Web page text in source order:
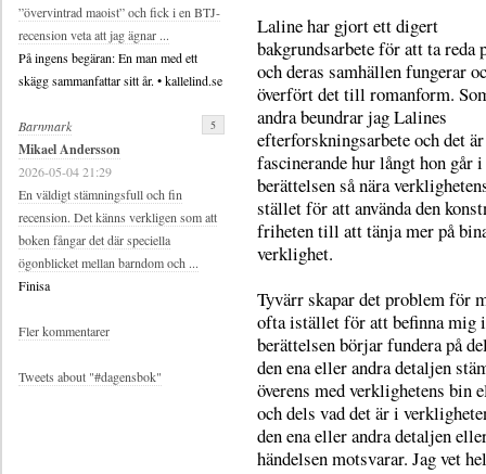
Laline har gjort ett digert
bakgrundsarbete för att ta reda
och deras samhällen fungerar
överfört det till romanform.
andra beundrar jag Lalines
efterforskningsarbete och det är
fascinerande hur långt hon går
berättelsen så nära
stället för att använda den
friheten till att tänja mer på
verklighet.
Tyvärr skapar det problem för
ofta istället för att befinna mig
berättelsen börjar fundera på
den ena eller andra detaljen
överens med verklighetens bin
och dels vad det är i
den ena eller andra detaljen
händelsen motsvarar. Jag vet
”övervintrad maoist” och fick i en BTJ-
recension veta att jag ägnar ...
På ingens begäran: En man med ett
skägg sammanfattar sitt år. • kallelind.se
Barnmark
Mikael Andersson
2026-05-04 21:29
En väldigt stämningsfull och fin
recension. Det känns verkligen som att
boken fångar det där speciella
ögonblicket mellan barndom och ...
Finisa
5
Fler kommentarer
Tweets about "#dagensbok"